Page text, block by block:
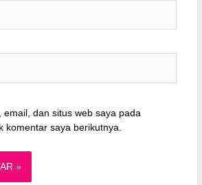
email, dan situs web saya pada
komentar saya berikutnya.